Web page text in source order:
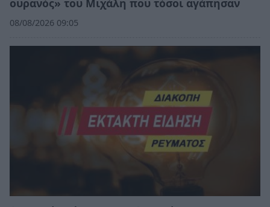
ουρανός» του Μιχάλη που τόσοι αγάπησαν
08/08/2026 09:05